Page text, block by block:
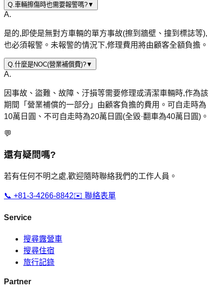
Q.車輛擦傷時也需要報警嗎?▼
A.
是的,即使是無對方車輛的單方事故(擦到牆壁、撞到標誌等),
也必須報警。未報警的情況下,修理費用將由顧客全額負擔。
Q.什麼是NOC(營業補償費)?▼
A.
因事故、盜難、故障、汙損等需要修理或清潔車輛時,作為該
期間「營業補償的一部分」由顧客負擔的費用。可自走時為
10萬日圓、不可自走時為20萬日圓(全毀·翻車為40萬日圓)。
💬
還有疑問嗎?
若有任何不明之處,歡迎隨時聯絡我們的工作人員。
📞 +81-3-4266-8842✉️ 聯絡表單
Service
搜尋露營車
搜尋住宿
旅行記錄
Partner